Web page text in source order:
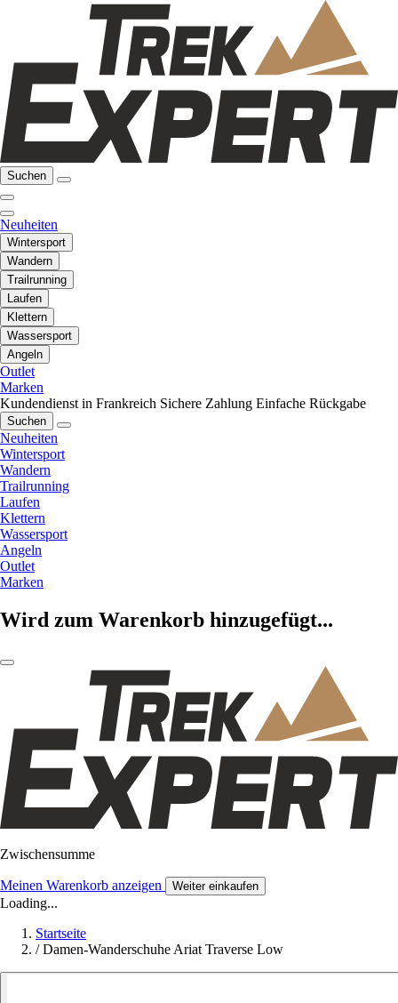
Suchen
Neuheiten
Wintersport
Wandern
Trailrunning
Laufen
Klettern
Wassersport
Angeln
Outlet
Marken
Kundendienst in Frankreich Sichere Zahlung Einfache Rückgabe
Suchen
Neuheiten
Wintersport
Wandern
Trailrunning
Laufen
Klettern
Wassersport
Angeln
Outlet
Marken
Wird zum Warenkorb hinzugefügt...
Zwischensumme
Meinen Warenkorb anzeigen Weiter einkaufen
Loading...
Startseite
/ Damen-Wanderschuhe Ariat Traverse Low